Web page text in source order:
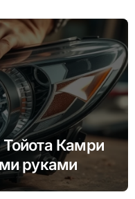
Камри
руками